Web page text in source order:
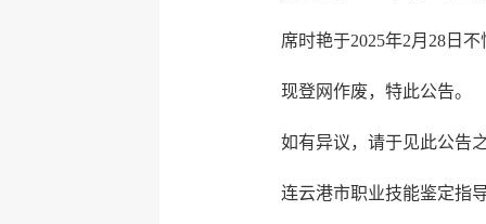
席时艳于2025年2月28日
现登网作废，特此公告。
如有异议，请于见此公告
连云港市职业技能鉴定指